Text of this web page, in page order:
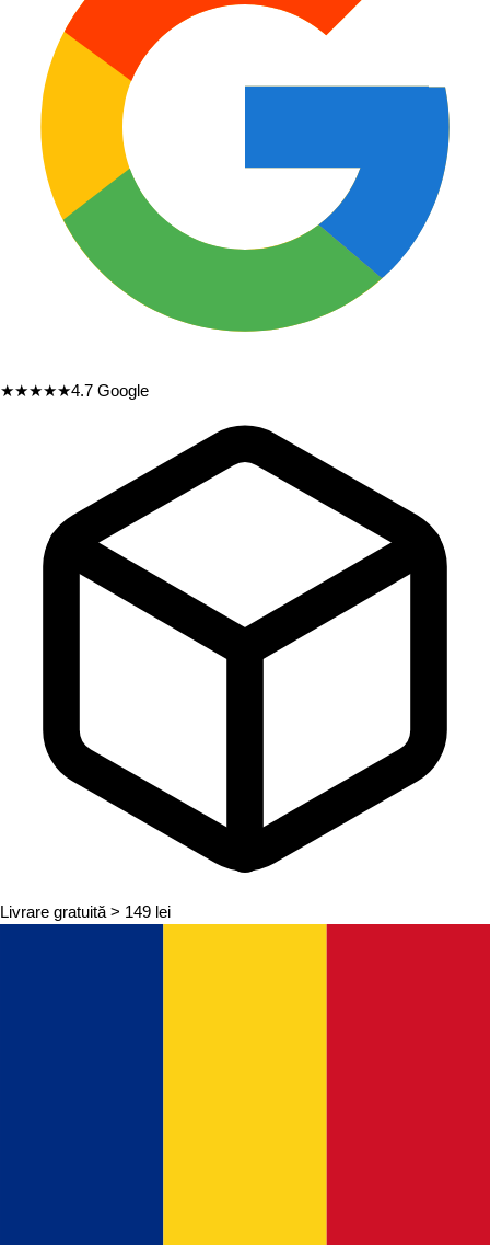
★★★★★4.7 Google
Livrare gratuită > 149 lei